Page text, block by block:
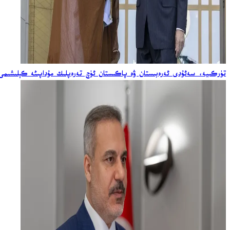
تۈركىيە، سەئۇدى ئەرەبىستان ۋە پاكىستان ئۈچ تەرەپلىك مۇداپىئە كېلىشىمى